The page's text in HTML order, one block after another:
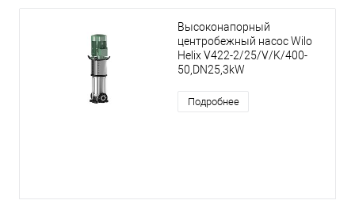
Высоконапорный
центробежный насос Wilo
Helix V422-2/25/V/K/400-
50,DN25,3kW
Подробнее